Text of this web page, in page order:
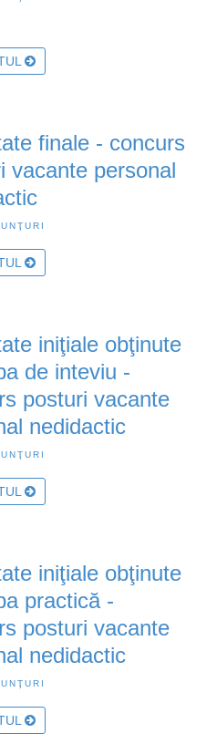
finale - concurs
vacante personal
iniţiale obţinute
de inteviu -
posturi vacante
nedidactic
iniţiale obţinute
practică -
posturi vacante
nedidactic